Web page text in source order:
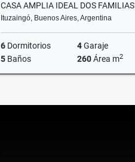
CASA AMPLIA IDEAL DOS FAMILIAS
Ituzaingó, Buenos Aires, Argentina
6 Dormitorios 4Garaje
5 Baños 260Área m2
US$238,000